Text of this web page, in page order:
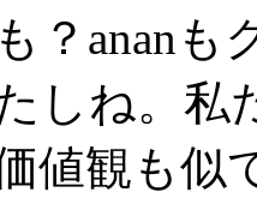
？ananも
しね。私
値観も似